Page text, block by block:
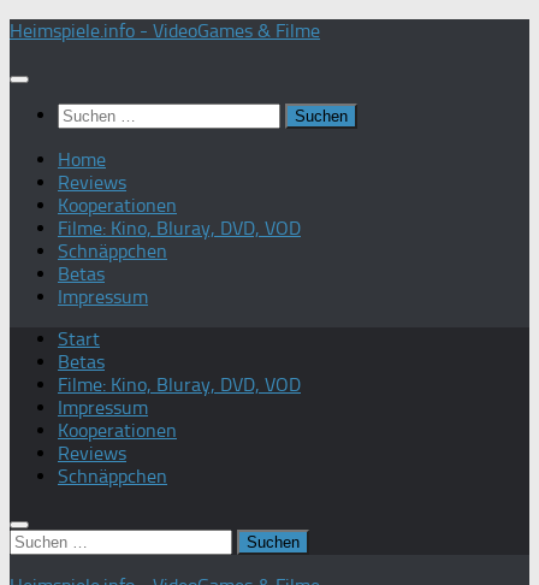
Zum
springen
Heimspiele.info - VideoGames & Filme
Suchen
nach:
Home
Reviews
Kooperationen
Filme: Kino, Bluray, DVD, VOD
Schnäppchen
Betas
Impressum
Start
Betas
Filme: Kino, Bluray, DVD, VOD
Impressum
Kooperationen
Reviews
Schnäppchen
Suchen
nach: